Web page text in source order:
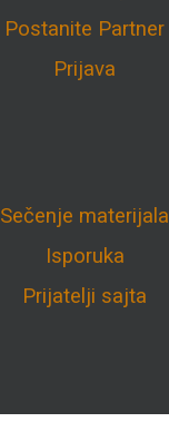
Postanite Partner
Prijava
Sečenje materijala
Isporuka
Prijatelji sajta